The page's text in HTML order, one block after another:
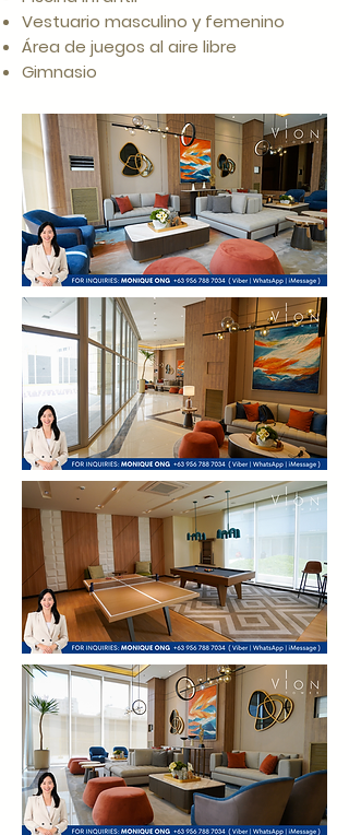
Vestuario masculino y femenino
Área de juegos al aire libre
Gimnasio